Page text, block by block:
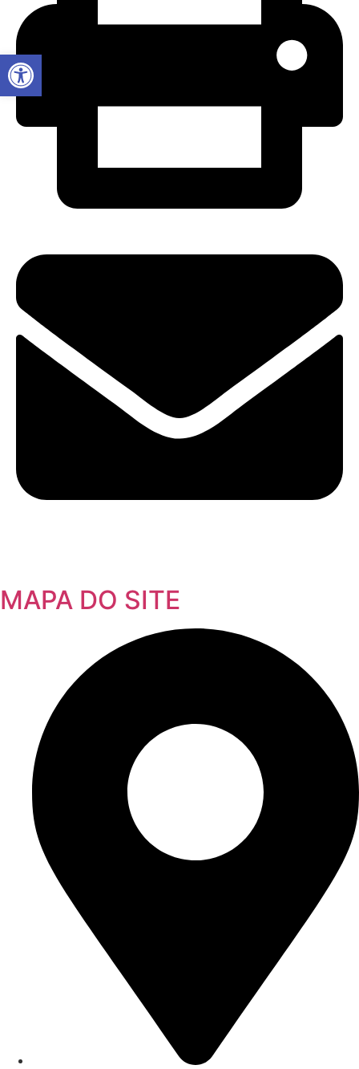
MAPA DO SITE
Abrir a barra de ferramentas